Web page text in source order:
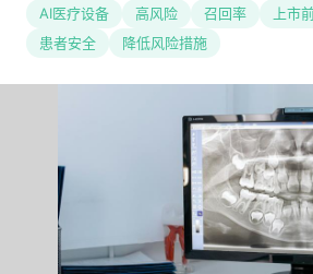
AI医疗设备 高风险 召回率
上市
患者安全
降低风险措施